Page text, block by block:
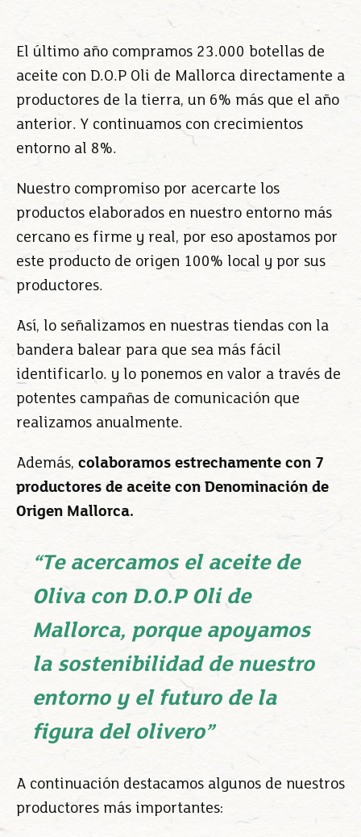
El último año compramos 23.000 botellas de
aceite con D.O.P Oli de Mallorca directamente a
productores de la tierra, un 6% más que el año
anterior. Y continuamos con crecimientos
entorno al 8%.
Nuestro compromiso por acercarte los
productos elaborados en nuestro entorno más
cercano es firme y real, por eso apostamos por
este producto de origen 100% local y por sus
productores.
Así, lo señalizamos en nuestras tiendas con la
bandera balear para que sea más fácil
identificarlo. y lo ponemos en valor a través de
potentes campañas de comunicación que
realizamos anualmente.
Además, colaboramos estrechamente con 7
productores de aceite con Denominación de
Origen Mallorca.
“Te acercamos el aceite de
Oliva con D.O.P Oli de
Mallorca, porque apoyamos
la sostenibilidad de nuestro
entorno y el futuro de la
figura del olivero”
A continuación destacamos algunos de nuestros
productores más importantes: